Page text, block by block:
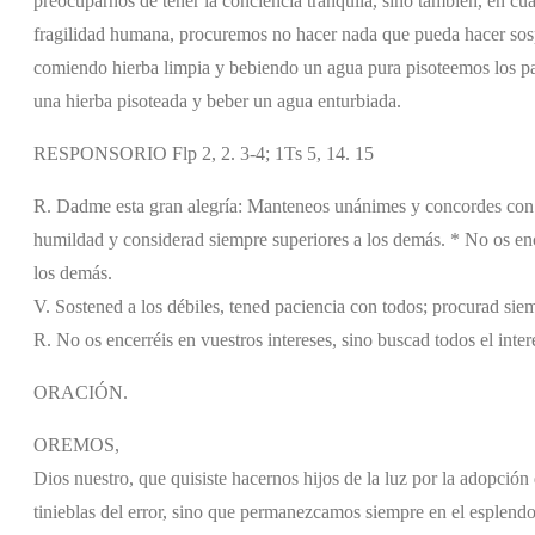
fragilidad humana, procuremos no hacer nada que pueda hacer
comiendo hierba limpia y bebiendo un agua pura pisoteemos los
una hierba pisoteada y beber un agua enturbiada.
RESPONSORIO Flp 2, 2. 3-4; 1Ts 5, 14. 15
R. Dadme esta gran alegría: Manteneos unánimes y concordes
humildad y considerad siempre superiores a los demás. * No os
los demás.
V. Sostened a los débiles, tened paciencia con todos; procurad
R. No os encerréis en vuestros intereses, sino buscad todos el
ORACIÓN.
OREMOS,
Dios nuestro, que quisiste hacernos hijos de la luz por la
tinieblas del error, sino que permanezcamos siempre en el